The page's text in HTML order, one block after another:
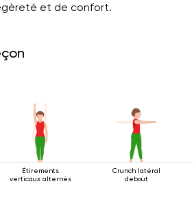
et de confort.
Étirements
verticaux alternés
Crunch latéral
debout